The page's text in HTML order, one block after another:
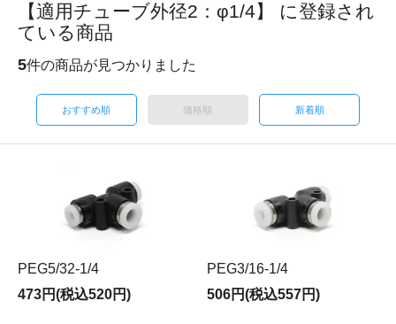
【適用チューブ外径2：φ1/4】 に登録され
ている商品
5件の商品が見つかりました
おすすめ順 価格順 新着順
PEG5/32-1/4
473円(税込520円)
PEG3/16-1/4
506円(税込557円)